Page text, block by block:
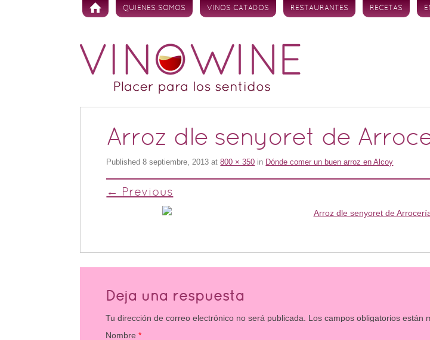
Skip to content
QUIENES SOMOS VINOS CATADOS RESTAURANTES RECETAS
Arroz dle senyoret de
Published8 septiembre, 2013 at800 × 350 in Dónde comer un buen arroz en Alcoy
← Previous
Deja una respuesta
Tu dirección de correo electrónico no será publicada. Los campos obligatorios están
Nombre*